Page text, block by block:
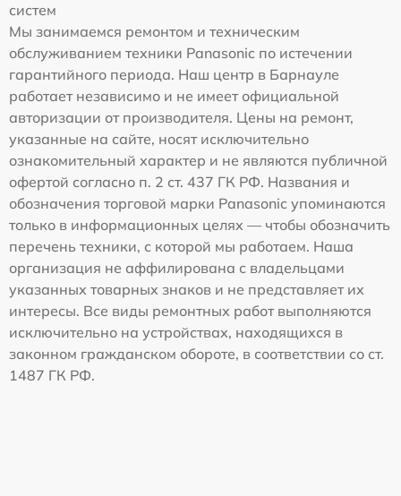
систем
Мы занимаемся ремонтом и техническим
обслуживанием техники Panasonic по истечении
гарантийного периода. Наш центр в Барнауле
работает независимо и не имеет официальной
авторизации от производителя. Цены на ремонт,
указанные на сайте, носят исключительно
ознакомительный характер и не являются публичной
офертой согласно п. 2 ст. 437 ГК РФ. Названия и
обозначения торговой марки Panasonic упоминаются
только в информационных целях — чтобы обозначить
перечень техники, с которой мы работаем. Наша
организация не аффилирована с владельцами
указанных товарных знаков и не представляет их
интересы. Все виды ремонтных работ выполняются
исключительно на устройствах, находящихся в
законном гражданском обороте, в соответствии со ст.
1487 ГК РФ.